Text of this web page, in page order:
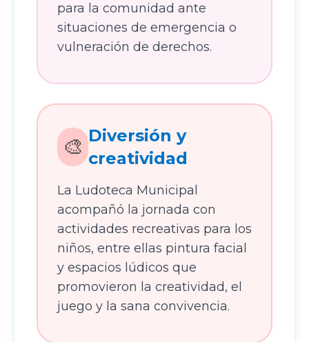
para la comunidad ante
situaciones de emergencia o
vulneración de derechos.
🎨 Diversión y
creatividad
La Ludoteca Municipal
acompañó la jornada con
actividades recreativas para los
niños, entre ellas pintura facial
y espacios lúdicos que
promovieron la creatividad, el
juego y la sana convivencia.